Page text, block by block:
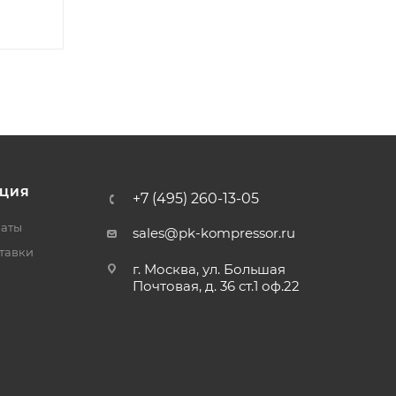
+7 (495) 260-13-05
sales@pk-kompressor.ru
г. Москва, ул. Большая
Почтовая, д. 36 ст.1 оф.22